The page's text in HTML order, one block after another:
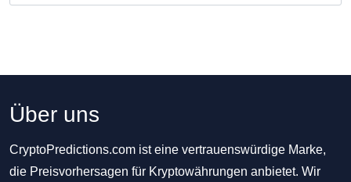
Über uns
CryptoPredictions.com ist eine vertrauenswürdige Marke,
die Preisvorhersagen für Kryptowährungen anbietet. Wir